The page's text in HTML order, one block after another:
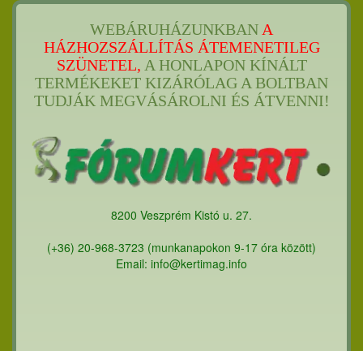
WEBÁRUHÁZUNKBAN A
HÁZHOZSZÁLLÍTÁS ÁTEMENETILEG
SZÜNETEL, A HONLAPON KÍNÁLT
TERMÉKEKET KIZÁRÓLAG A BOLTBAN
TUDJÁK MEGVÁSÁROLNI ÉS ÁTVENNI!
8200 Veszprém Kistó u. 27.
(+36) 20-968-3723 (munkanapokon 9-17 óra között)
Email: info@kertimag.info